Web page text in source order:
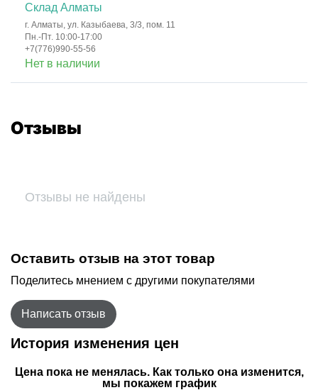
Склад Алматы
г. Алматы, ул. Казыбаева, 3/3, пом. 11
Пн.-Пт. 10:00-17:00
+7(776)990-55-56
Нет в наличии
Отзывы
Отзывы не найдены
Оставить отзыв на этот товар
Поделитесь мнением с другими покупателями
Написать отзыв
История изменения цен
Цена пока не менялась. Как только она изменится,
мы покажем график